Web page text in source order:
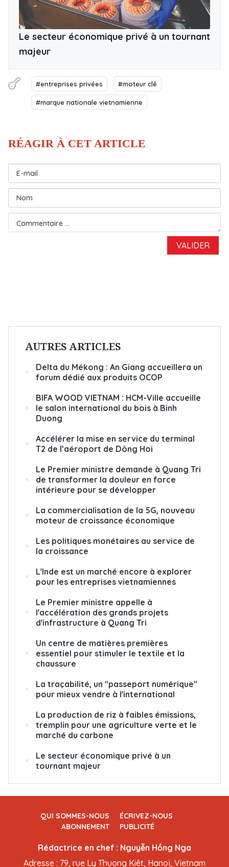
Le secteur économique privé à un tournant
majeur
#entreprises privées #moteur clé
#marque nationale vietnamienne
AUTRES ARTICLES
Delta du Mékong : An Giang accueillera un
forum dédié aux produits OCOP
BIFA WOOD VIETNAM : HCM-Ville accueille
le salon international du bois à Binh
Duong
Accélérer la mise en service du terminal
T2 de l’aéroport de Dông Hoi
Le Premier ministre demande à Quang Tri
de transformer la douleur en force
intérieure pour se développer
La commercialisation de la 5G, nouveau
moteur de croissance économique
Les politiques monétaires au service de
la croissance
L'Inde est un marché encore à explorer
pour les entreprises vietnamiennes
Le Premier ministre appelle à
l'accélération des grands projets
d'infrastructure à Quang Tri
Un centre de matières premières
essentiel pour stimuler le textile et la
chaussure
La traçabilité, un "passeport numérique"
pour mieux vendre à l'international
La production de riz à faibles émissions,
tremplin pour une agriculture verte et le
marché du carbone
Le secteur économique privé à un
tournant majeur
QUI SOMMES-NOUS
ÉCRIVEZ-NOUS
ABONNEMENT
PUBLICITÉ
Rédactrice en chef : Nguyễn Hồng Nga
Adresse : 79, rue Ly Thuong Kiêt, Hanoï, Vietnam